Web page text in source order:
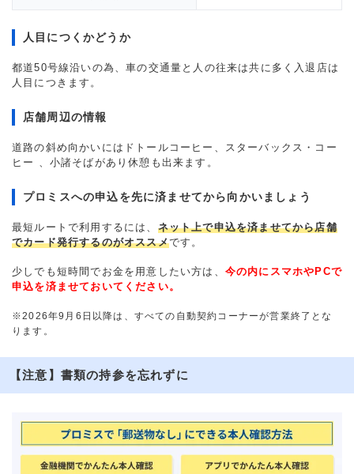
人目につくかどうか
都道50号線沿いの為、車の交通量と人の往来は共に多く入退店は
人目につきます。
店舗周辺の情報
道路の斜め向かいにはドトールコーヒー、スターバックス・コー
ヒー 、小諸そばがあり休憩も出来ます。
プロミスへの申込を先に済ませてから向かいましょう
最短ルートで利用するには、 ネット上で申込を済ませてから店舗
でカード発行するのがオススメです。
少しでも短時間でお金を用意したい方は、 今の内にスマホやPCで
申込を済ませておいてください。
※2026年9月6日以降は、すべての自動契約コーナーが営業終了とな
ります。
【注意】書類の持参を忘れずに